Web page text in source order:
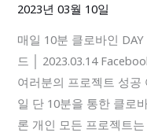
2023년 03월 10일
매일 10분 클로바인
드 │ 2023.03.14
여러분의 프로젝트 성공
일 단 10분을 통한 클로
론 개인 모든 프로젝트
클
로
바
인
DAY
2_04